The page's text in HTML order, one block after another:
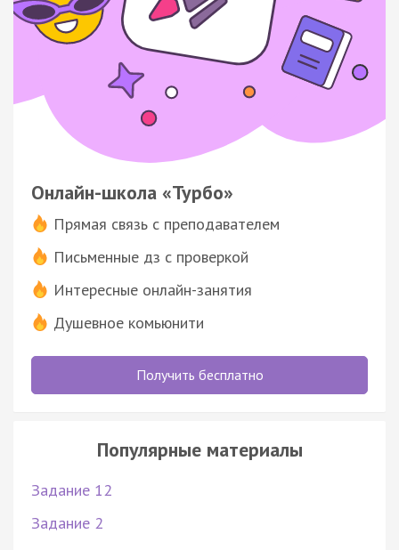
Онлайн-школа «Турбо»
Прямая связь с преподавателем
Письменные дз с проверкой
Интересные онлайн-занятия
Душевное комьюнити
Получить бесплатно
Популярные материалы
Задание 12
Задание 2